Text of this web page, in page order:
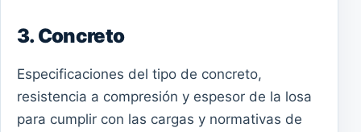
3. Concreto
Especificaciones del tipo de concreto,
resistencia a compresión y espesor de la losa
para cumplir con las cargas y normativas de